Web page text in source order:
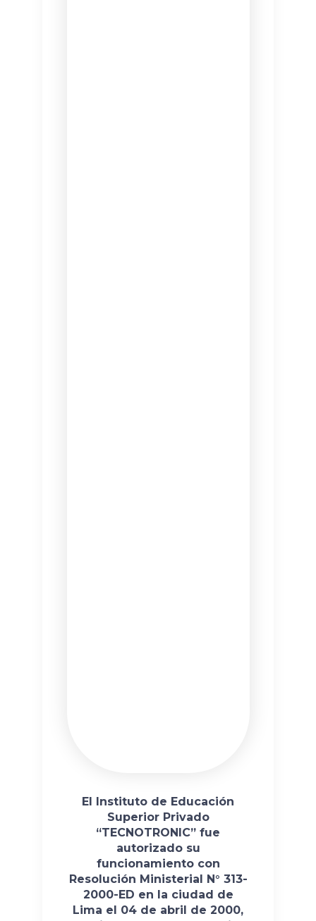
El Instituto de Educación
Superior Privado
“TECNOTRONIC” fue
autorizado su
funcionamiento con
Resolución Ministerial N° 313-
2000-ED en la ciudad de
Lima el 04 de abril de 2000,